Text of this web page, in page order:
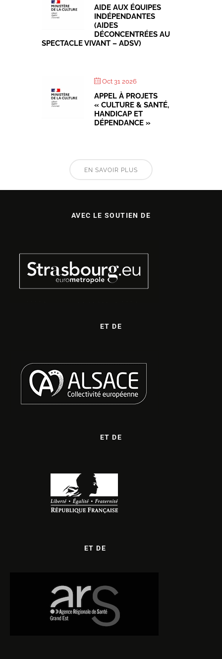
AIDE AUX ÉQUIPES
INDÉPENDANTES
(AIDES
DÉCONCENTRÉES AU
SPECTACLE VIVANT – ADSV)
Oct 31 2026
APPEL À PROJETS
« CULTURE & SANTÉ,
HANDICAP ET
DÉPENDANCE »
EN SAVOIR PLUS
AVEC LE SOUTIEN DE
ET DE
ET DE
ET DE